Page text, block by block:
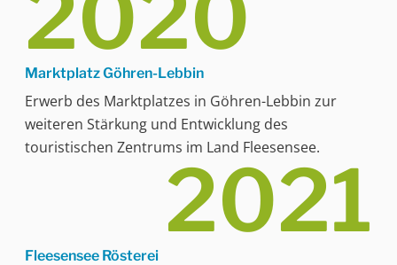
Marktplatz Göhren-Lebbin
Erwerb des Marktplatzes in Göhren-Lebbin zur
weiteren Stärkung und Entwicklung des
touristischen Zentrums im Land Fleesensee.
2021
Fleesensee Rösterei